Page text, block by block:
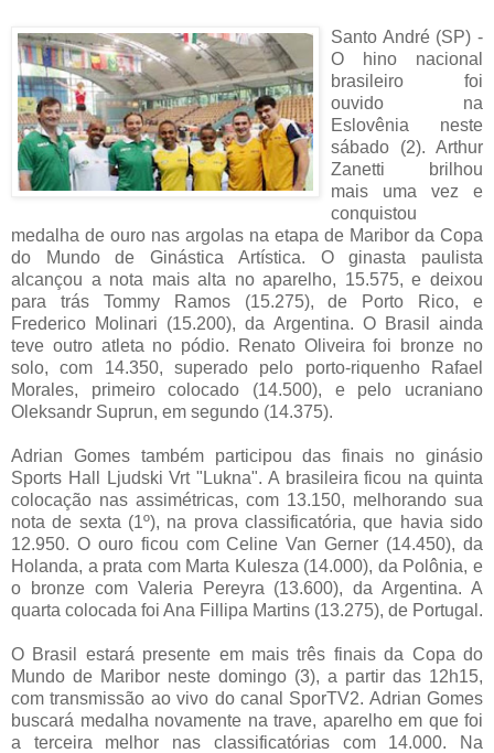
Santo André (SP) -
O hino nacional
brasileiro foi
ouvido na
Eslovênia neste
sábado (2). Arthur
Zanetti brilhou
mais uma vez e
conquistou
medalha de ouro nas argolas na etapa de Maribor da Copa
do Mundo de Ginástica Artística. O ginasta paulista
alcançou a nota mais alta no aparelho, 15.575, e deixou
para trás Tommy Ramos (15.275), de Porto Rico, e
Frederico Molinari (15.200), da Argentina. O Brasil ainda
teve outro atleta no pódio. Renato Oliveira foi bronze no
solo, com 14.350, superado pelo porto-riquenho Rafael
Morales, primeiro colocado (14.500), e pelo ucraniano
Oleksandr Suprun, em segundo (14.375).
Adrian Gomes também participou das finais no ginásio
Sports Hall Ljudski Vrt "Lukna". A brasileira ficou na quinta
colocação nas assimétricas, com 13.150, melhorando sua
nota de sexta (1º), na prova classificatória, que havia sido
12.950. O ouro ficou com Celine Van Gerner (14.450), da
Holanda, a prata com Marta Kulesza (14.000), da Polônia, e
o bronze com Valeria Pereyra (13.600), da Argentina. A
quarta colocada foi Ana Fillipa Martins (13.275), de Portugal.
O Brasil estará presente em mais três finais da Copa do
Mundo de Maribor neste domingo (3), a partir das 12h15,
com transmissão ao vivo do canal SporTV2. Adrian Gomes
buscará medalha novamente na trave, aparelho em que foi
a terceira melhor nas classificatórias com 14.000. Na